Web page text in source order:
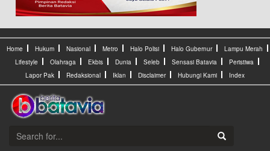
Home Hukum Nasional Metro Halo Polisi Halo Gubernur
Lampu Merah
Lifestyle
Olahraga Ekbis Dunia Seleb Sensasi Batavia
Peristiwa
Lapor Pak
Redaksional Iklan Disclaimer Hubungi Kami Index